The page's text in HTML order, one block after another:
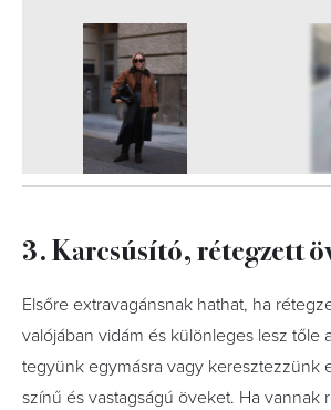
3. Karcsúsító, rétegzett
Elsőre extravagánsnak hathat, ha
valójában vidám és különleges lesz tőle
tegyünk egymásra vagy keresztezzünk
színű és vastagságú öveket. Ha vannak